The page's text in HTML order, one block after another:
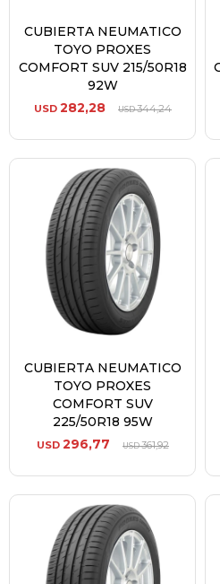
CUBIERTA NEUMATICO
TOYO PROXES
COMFORT SUV 215/50R18
92W
USD 282,28 USD344,24
CUBIERTA NEUMATICO
TOYO PROXES
COMFORT SUV
225/50R18 95W
USD 296,77 USD361,92